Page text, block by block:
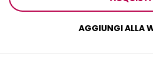
AGGIUNGI ALLA